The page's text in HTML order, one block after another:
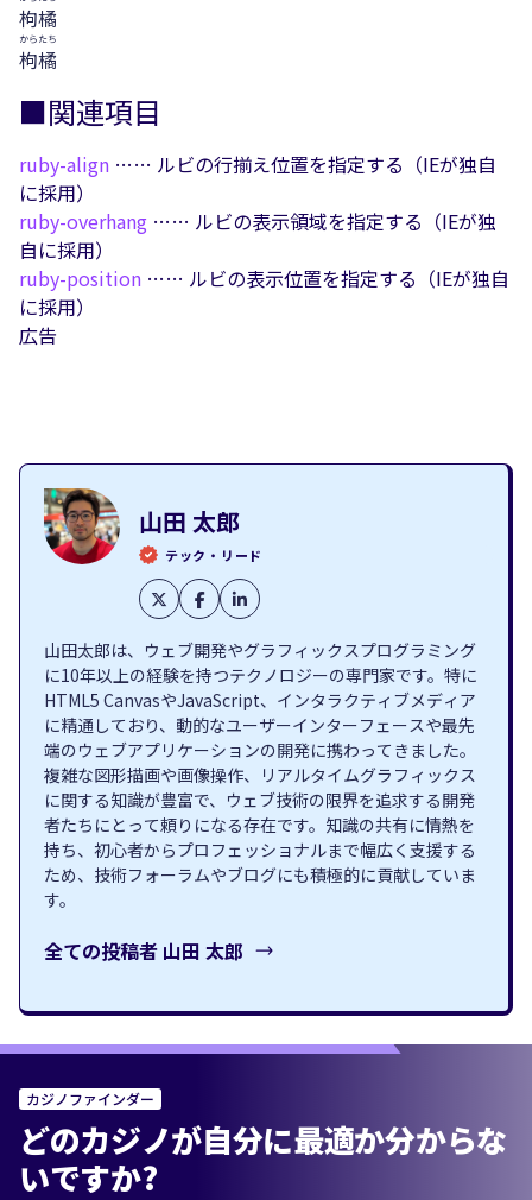
枸橘
枸橘
からたち
■関連項目
ruby-align …… ルビの行揃え位置を指定する（IEが独自
に採用）
ruby-overhang …… ルビの表示領域を指定する（IEが独
自に採用）
ruby-position …… ルビの表示位置を指定する（IEが独自
に採用）
広告
山田 太郎
テック・リード
山田太郎は、ウェブ開発やグラフィックスプログラミング
に10年以上の経験を持つテクノロジーの専門家です。特に
HTML5 CanvasやJavaScript、インタラクティブメディア
に精通しており、動的なユーザーインターフェースや最先
端のウェブアプリケーションの開発に携わってきました。
複雑な図形描画や画像操作、リアルタイムグラフィックス
に関する知識が豊富で、ウェブ技術の限界を追求する開発
者たちにとって頼りになる存在です。知識の共有に情熱を
持ち、初心者からプロフェッショナルまで幅広く支援する
ため、技術フォーラムやブログにも積極的に貢献していま
す。
全ての投稿者 山田 太郎
カジノファインダー
どのカジノが自分に最適か分からな
いですか?